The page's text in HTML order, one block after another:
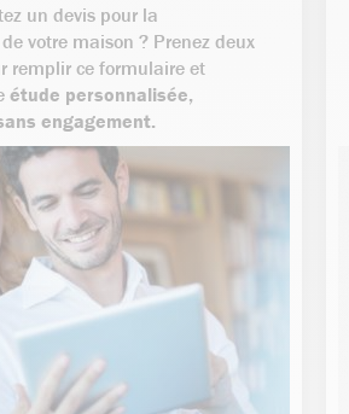
un devis pour la
votre maison ? Prenez deux
remplir ce formulaire et
étude personnalisée,
engagement.